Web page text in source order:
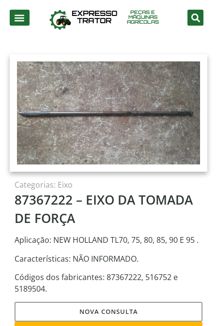
EXPRESSO
TRATOR
PEÇAS E
MÁQUINAS
AGRÍCOLAS
Categorias: Eixo
87367222 – EIXO DA TOMADA
DE FORÇA
Aplicação: NEW HOLLAND TL70, 75, 80, 85, 90 E 95 .
Características: NÃO INFORMADO.
Códigos dos fabricantes: 87367222, 516752 e
5189504.
NOVA CONSULTA